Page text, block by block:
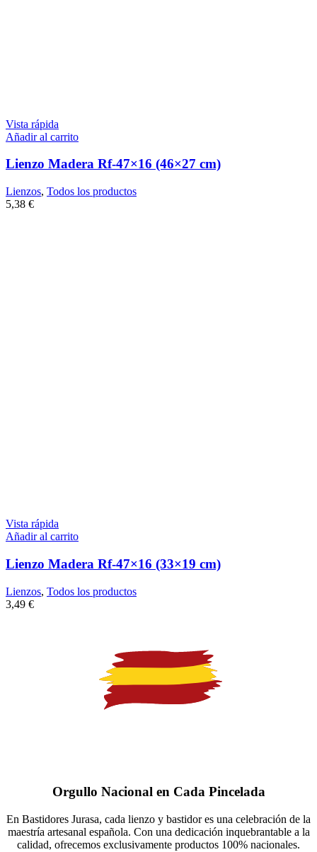
Vista rápida
Añadir al carrito
Lienzo Madera Rf-47×16 (46×27 cm)
Lienzos, Todos los productos
5,38 €
Vista rápida
Añadir al carrito
Lienzo Madera Rf-47×16 (33×19 cm)
Lienzos, Todos los productos
3,49 €
Orgullo Nacional en Cada Pincelada
En Bastidores Jurasa, cada lienzo y bastidor es una celebración de la
maestría artesanal española. Con una dedicación inquebrantable a la
calidad, ofrecemos exclusivamente productos 100% nacionales.